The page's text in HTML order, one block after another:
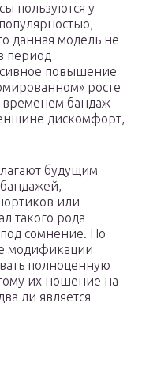
пользуются у
данная модель не
период
повышение
росте
бандаж-
дискомфорт,
будущим
или
такого рода
сомнение. По
модификации
полноценную
их ношение на
ли является